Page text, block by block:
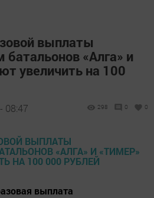
выплаты
«Алга» и
увеличить на 100
08:47 298 0 0
выплата